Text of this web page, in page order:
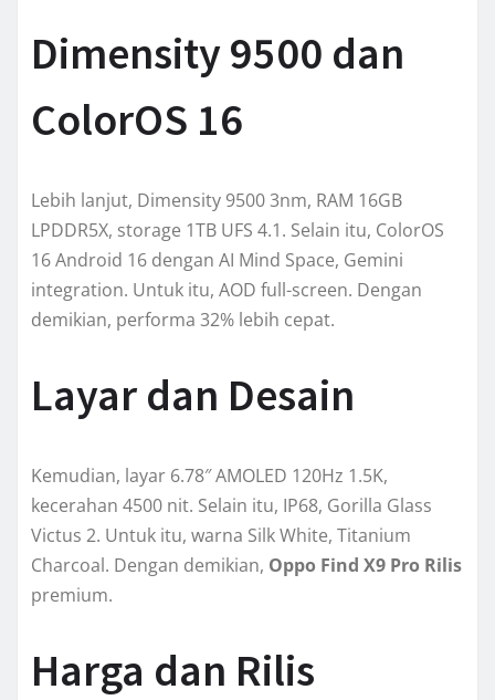
Dimensity 9500 dan
ColorOS 16
Lebih lanjut, Dimensity 9500 3nm, RAM 16GB
LPDDR5X, storage 1TB UFS 4.1. Selain itu, ColorOS
16 Android 16 dengan AI Mind Space, Gemini
integration. Untuk itu, AOD full-screen. Dengan
demikian, performa 32% lebih cepat.
Layar dan Desain
Kemudian, layar 6.78″ AMOLED 120Hz 1.5K,
kecerahan 4500 nit. Selain itu, IP68, Gorilla Glass
Victus 2. Untuk itu, warna Silk White, Titanium
Charcoal. Dengan demikian, Oppo Find X9 Pro Rilis
premium.
Harga dan Rilis